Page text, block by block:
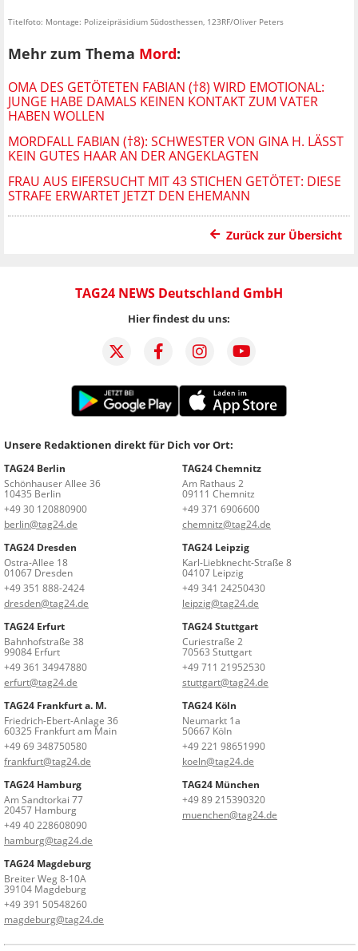
Titelfoto: Montage: Polizeipräsidium Südosthessen, 123RF/Oliver Peters
Mehr zum Thema Mord:
OMA DES GETÖTETEN FABIAN (†8) WIRD EMOTIONAL:
JUNGE HABE DAMALS KEINEN KONTAKT ZUM VATER
HABEN WOLLEN
MORDFALL FABIAN (†8): SCHWESTER VON GINA H. LÄSST
KEIN GUTES HAAR AN DER ANGEKLAGTEN
FRAU AUS EIFERSUCHT MIT 43 STICHEN GETÖTET: DIESE
STRAFE ERWARTET JETZT DEN EHEMANN
Zurück zur Übersicht
TAG24 NEWS Deutschland GmbH
Hier findest du uns:
Unsere Redaktionen direkt für Dich vor Ort:
TAG24 Berlin
Schönhauser Allee 36
10435 Berlin
+49 30 120880900
berlin@tag24.de
TAG24 Chemnitz
Am Rathaus 2
09111 Chemnitz
+49 371 6906600
chemnitz@tag24.de
TAG24 Dresden
Ostra-Allee 18
01067 Dresden
+49 351 888-2424
dresden@tag24.de
TAG24 Leipzig
Karl-Liebknecht-Straße 8
04107 Leipzig
+49 341 24250430
leipzig@tag24.de
TAG24 Erfurt
Bahnhofstraße 38
99084 Erfurt
+49 361 34947880
erfurt@tag24.de
TAG24 Stuttgart
Curiestraße 2
70563 Stuttgart
+49 711 21952530
stuttgart@tag24.de
TAG24 Frankfurt a. M.
Friedrich-Ebert-Anlage 36
60325 Frankfurt am Main
+49 69 348750580
frankfurt@tag24.de
TAG24 Köln
Neumarkt 1a
50667 Köln
+49 221 98651990
koeln@tag24.de
TAG24 Hamburg
Am Sandtorkai 77
20457 Hamburg
+49 40 228608090
hamburg@tag24.de
TAG24 München
+49 89 215390320
muenchen@tag24.de
TAG24 Magdeburg
Breiter Weg 8-10A
39104 Magdeburg
+49 391 50548260
magdeburg@tag24.de